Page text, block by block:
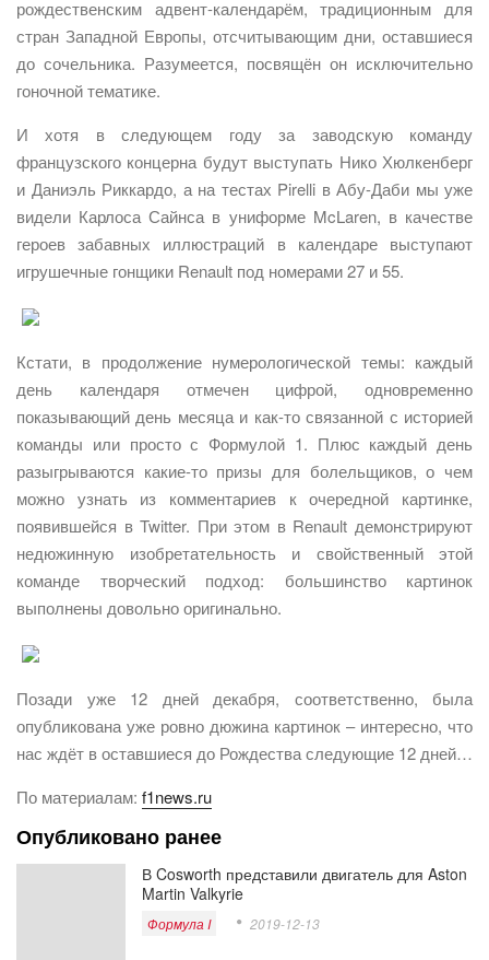
рождественским адвент-календарём, традиционным для
стран Западной Европы, отсчитывающим дни, оставшиеся
до сочельника. Разумеется, посвящён он исключительно
гоночной тематике.
И хотя в следующем году за заводскую команду
французского концерна будут выступать Нико Хюлкенберг
и Даниэль Риккардо, а на тестах Pirelli в Абу-Даби мы уже
видели Карлоса Сайнса в униформе McLaren, в качестве
героев забавных иллюстраций в календаре выступают
игрушечные гонщики Renault под номерами 27 и 55.
Кстати, в продолжение нумерологической темы: каждый
день календаря отмечен цифрой, одновременно
показывающий день месяца и как-то связанной с историей
команды или просто с Формулой 1. Плюс каждый день
разыгрываются какие-то призы для болельщиков, о чем
можно узнать из комментариев к очередной картинке,
появившейся в Twitter. При этом в Renault демонстрируют
недюжинную изобретательность и свойственный этой
команде творческий подход: большинство картинок
выполнены довольно оригинально.
Позади уже 12 дней декабря, соответственно, была
опубликована уже ровно дюжина картинок – интересно, что
нас ждёт в оставшиеся до Рождества следующие 12 дней…
По материалам: f1news.ru
Опубликовано ранее
В Cosworth представили двигатель для Aston
Martin Valkyrie
Формула I 2019-12-13